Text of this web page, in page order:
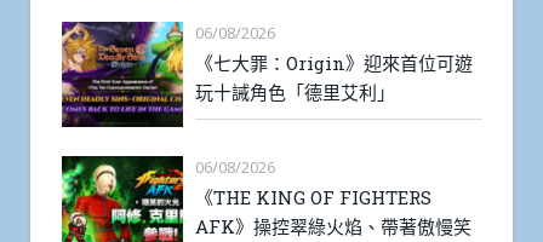
06/08/2026
《七大罪：Origin》迎來首位可遊
玩十誡角色「德里艾利」
06/08/2026
《THE KING OF FIGHTERS
AFK》操控翠綠火焰、帶著傲慢笑